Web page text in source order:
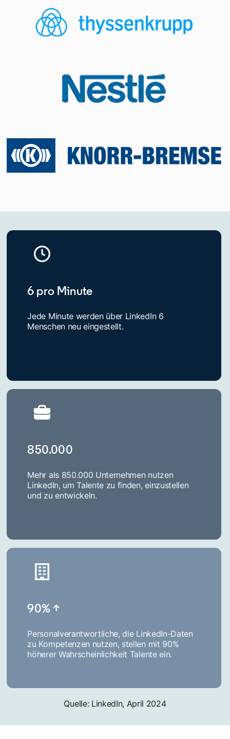
6 pro Minute
Jede Minute werden über LinkedIn 6
Menschen neu eingestellt.
850.000
Mehr als 850.000 Unternehmen nutzen
LinkedIn, um Talente zu finden, einzustellen
und zu entwickeln.
90%­ ­­­↑­
Personalverantwortliche, die LinkedIn-Daten
zu Kompetenzen nutzen, stellen mit 90%
höherer Wahrscheinlichkeit Talente ein.
Quelle: LinkedIn, April 2024